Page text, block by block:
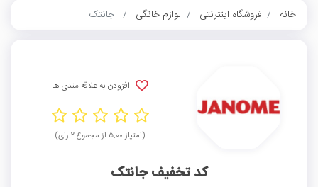
خانه فروشگاه اینترنتی لوازم خانگی جانتک
افزودن به علاقه مندی ها
(امتیاز ۵.۰۰ از مجموع ۲ رای)
کد تخفیف جانتک